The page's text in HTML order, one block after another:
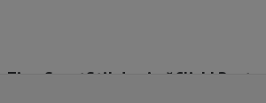
SportStil de viațăClick!